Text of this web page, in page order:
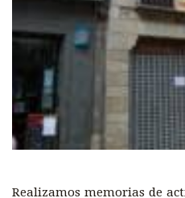
Realizamos memorias de